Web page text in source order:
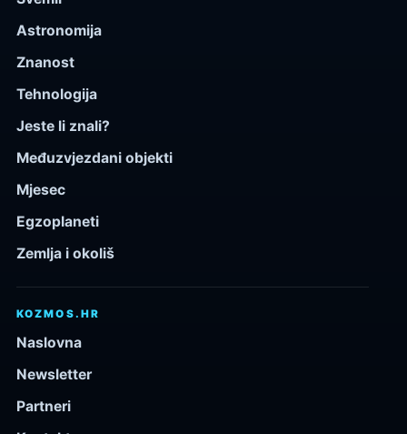
Astronomija
Znanost
Tehnologija
Jeste li znali?
Međuzvjezdani objekti
Mjesec
Egzoplaneti
Zemlja i okoliš
KOZMOS.HR
Naslovna
Newsletter
Partneri